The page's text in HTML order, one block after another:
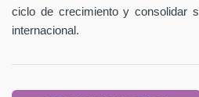
ciclo de crecimiento y consolidar
internacional.